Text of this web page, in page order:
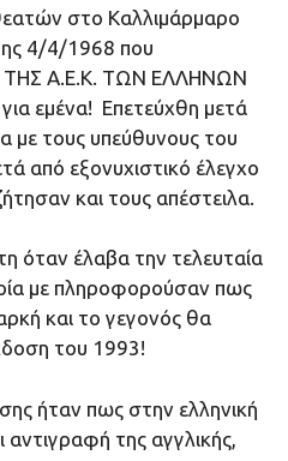
στο Καλλιμάρμαρο
4/4/1968 που
ΤΗΣ Α.Ε.Κ. ΤΩΝ ΕΛΛΗΝΩΝ
εμένα! Επετεύχθη μετά
με τους υπεύθυνους του
από εξονυχιστικό έλεγχο
και τους απέστειλα.
όταν έλαβα την τελευταία
με πληροφορούσαν πως
και το γεγονός θα
του 1993!
ήταν πως στην ελληνική
της αγγλικής,